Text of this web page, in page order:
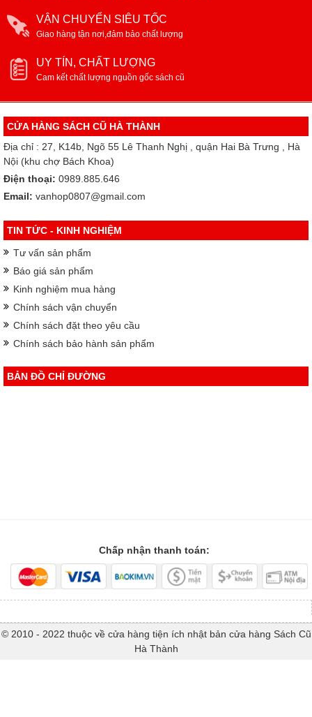
VẬN CHUYỂN SIÊU TỐC
Giao hàng tận nơi,đảm bảo chất lượng
UY TÍN, CHẤT LƯỢNG
Cam kết chất lượng nguồn gốc sách cũ
CỬA HÀNG SÁCH CŨ HÀ THÀNH
Địa chỉ : 27, K14b, Ngõ 55 Lê Thanh Nghị , quận Hai Bà Trưng , Hà
Nội (khu chợ Bách Khoa)
Điện thoại: 0989.885.646
Email: vanhop0807@gmail.com
TIN TỨC - KINH NGHIỆM
Tư vấn sản phẩm
Báo giá sản phẩm
Kinh nghiệm mua hàng
Chính sách vận chuyển
Chính sách đặt theo yêu cầu
Chính sách bảo hành sản phẩm
BẢN ĐỒ CHỈ ĐƯỜNG
Chấp nhận thanh toán:
© 2010 - 2022 thuộc về cửa hàng tiện ích nhật bản cửa hàng Sách Cũ
Hà Thành